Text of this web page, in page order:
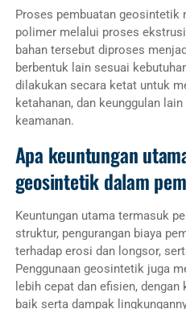
Proses pembuatan geosintetik
polimer melalui proses
bahan tersebut diproses
berbentuk lain sesuai
dilakukan secara ketat untuk
ketahanan, dan keunggulan
keamanan.
Apa keuntungan
geosintetik dalam
Keuntungan utama termasuk
struktur, pengurangan biaya
terhadap erosi dan longsor,
Penggunaan geosintetik juga
lebih cepat dan efisien,
baik serta dampak